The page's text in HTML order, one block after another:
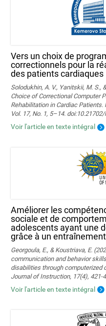
Vers un choix de
correctionnels pour la
des patients cardiaques
Solodukhin, A. V., Yanitskii, M. S.,
Choice of Correctional Computer
Rehabilitation in Cardiac
Vol. 17, No. 1, 5–14.
Voir l'article en texte intégral
Améliorer les
sociale et de
adolescents ayant une
grâce à un
Georgoula, E., & Koustriava, E.
communication and behavior
disabilities through computerized
Journal of Instruction, 17(4), 421-
Voir l'article en texte intégral